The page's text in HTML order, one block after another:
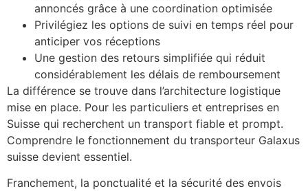
annoncés grâce à une coordination optimisée
Privilégiez les options de suivi en temps réel pour
anticiper vos réceptions
Une gestion des retours simplifiée qui réduit
considérablement les délais de remboursement
La différence se trouve dans l’architecture logistique
mise en place. Pour les particuliers et entreprises en
Suisse qui recherchent un transport fiable et prompt.
Comprendre le fonctionnement du transporteur Galaxus
suisse devient essentiel.
Franchement, la ponctualité et la sécurité des envois